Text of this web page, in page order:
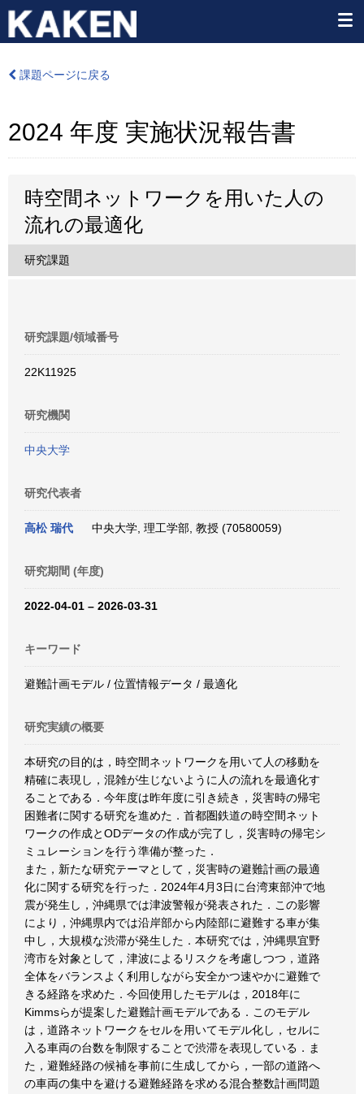
課題ページに戻る
2024 年度 実施状況報告書
時空間ネットワークを用いた人の
流れの最適化
研究課題
研究課題/領域番号
22K11925
研究機関
中央大学
研究代表者
高松 瑞代 中央大学, 理工学部, 教授 (70580059)
研究期間 (年度)
2022-04-01 – 2026-03-31
キーワード
避難計画モデル / 位置情報データ / 最適化
研究実績の概要
本研究の目的は，時空間ネットワークを用いて人の移動を
精確に表現し，混雑が生じないように人の流れを最適化す
ることである．今年度は昨年度に引き続き，災害時の帰宅
困難者に関する研究を進めた．首都圏鉄道の時空間ネット
ワークの作成とODデータの作成が完了し，災害時の帰宅シ
ミュレーションを行う準備が整った．
また，新たな研究テーマとして，災害時の避難計画の最適
化に関する研究を行った．2024年4月3日に台湾東部沖で地
震が発生し，沖縄県では津波警報が発表された．この影響
により，沖縄県内では沿岸部から内陸部に避難する車が集
中し，大規模な渋滞が発生した．本研究では，沖縄県宜野
湾市を対象として，津波によるリスクを考慮しつつ，道路
全体をバランスよく利用しながら安全かつ速やかに避難で
きる経路を求めた．今回使用したモデルは，2018年に
Kimmsらが提案した避難計画モデルである．このモデル
は，道路ネットワークをセルを用いてモデル化し，セルに
入る車両の台数を制限することで渋滞を表現している．ま
た，避難経路の候補を事前に生成してから，一部の道路へ
の車両の集中を避ける避難経路を求める混合整数計画問題